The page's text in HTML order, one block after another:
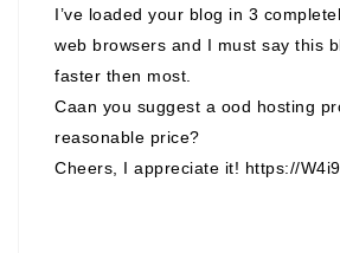
I’ve loaded your blog in 3
web browsers and I must say this
faster then most.
Caan you suggest a ood hosting
reasonable price?
Cheers, I appreciate it! https://